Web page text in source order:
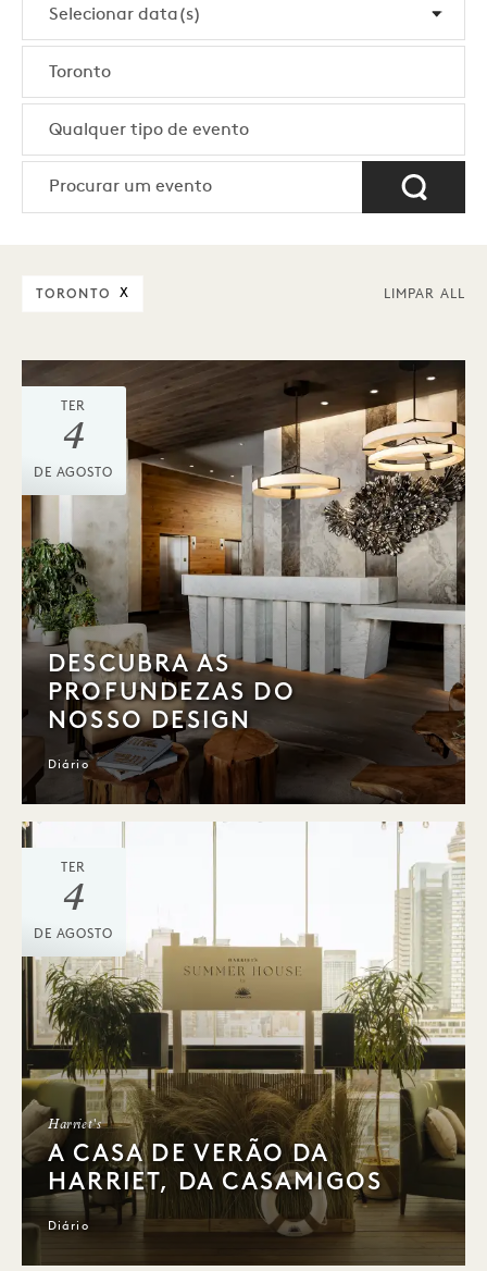
TORONTO X LIMPAR ALL
TER
4
DE AGOSTO
DESCUBRA AS
PROFUNDEZAS DO
NOSSO DESIGN
Diário
TER
4
DE AGOSTO
Harriet's
A CASA DE VERÃO DA
HARRIET, DA CASAMIGOS
Diário